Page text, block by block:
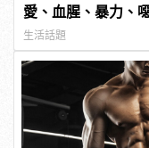
愛、血腥、暴力、
生活話題